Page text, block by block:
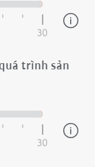
30
trình sản
30